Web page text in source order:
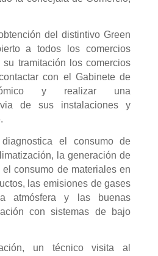
del distintivo Green
a todos los comercios
su tramitación los comercios
con el Gabinete de
y realizar una
de sus instalaciones y
diagnostica el consumo de
la generación de
consumo de materiales en
las emisiones de gases
atmósfera y las buenas
con sistemas de bajo
un técnico visita al